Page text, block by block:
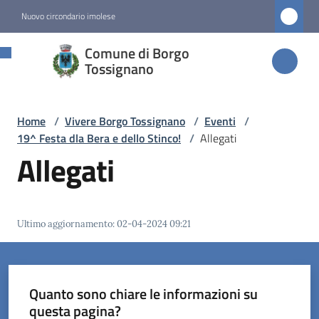
Nuovo circondario imolese
Comune di Borgo
Tossignano
Comune di
Borgo
Servizi
Vivere
Borgo
Tossignano
Home / Vivere Borgo Tossignano / Eventi /
19^ Festa dla Bera e dello Stinco! / Allegati
Allegati
Ultimo aggiornamento:02-04-2024 09:21
Quanto sono chiare le informazioni su
questa pagina?